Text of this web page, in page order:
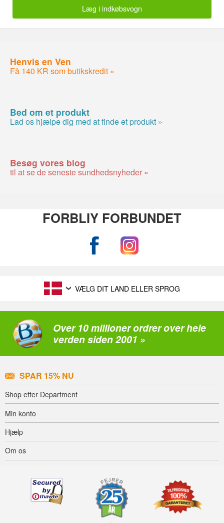
Læg i indkøbsvogn
Henvis en Ven
Få 140 KR som butikskredit »
Bed om et produkt
Lad os hjælpe dig med at finde et produkt »
Besøg vores blog
til at se de seneste sundhedsnyheder »
FORBLIY FORBUNDET
VÆLG DIT LAND ELLER SPROG
Over 10 millioner ordrer over hele
verden siden 2001 »
SPAR 15% NU
Shop efter Department
Min konto
Hjælp
Om os